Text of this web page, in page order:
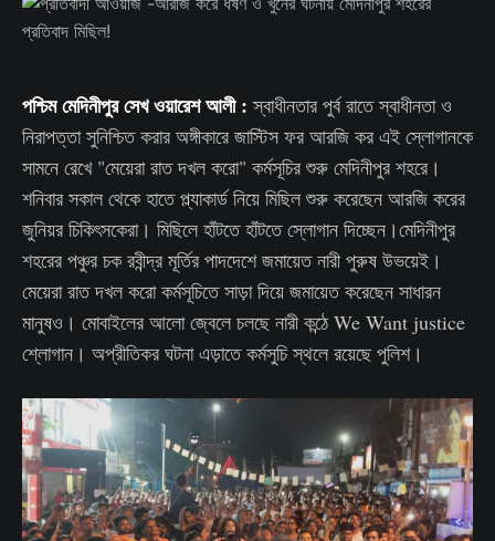
পশ্চিম মেদিনীপুর সেখ ওয়ারেশ আলী :স্বাধীনতার পুর্ব রাতে স্বাধীনতা ও
নিরাপত্তা সুনিশ্চিত করার অঙ্গীকারে জাস্টিস ফর আরজি কর এই স্লোগানকে
সামনে রেখে "মেয়েরা রাত দখল করো" কর্মসূচির শুরু মেদিনীপুর শহরে।
শনিবার সকাল থেকে হাতে প্ল্যাকার্ড নিয়ে মিছিল শুরু করেছেন আরজি করের
জুনিয়র চিকিৎসকেরা। মিছিলে হাঁটতে হাঁটতে স্লোগান দিচ্ছেন।মেদিনীপুর
শহরের পঞ্চুর চক রবীন্দ্র মূর্তির পাদদেশে জমায়েত নারী পুরুষ উভয়েই।
মেয়েরা রাত দখল করো কর্মসূচিতে সাড়া দিয়ে জমায়েত করেছেন সাধারন
মানুষও। মোবাইলের আলো জ্বেলে চলছে নারী কন্ঠে We Want justice
শ্লোগান। অপ্রীতিকর ঘটনা এড়াতে কর্মসুচি স্থলে রয়েছে পুলিশ।